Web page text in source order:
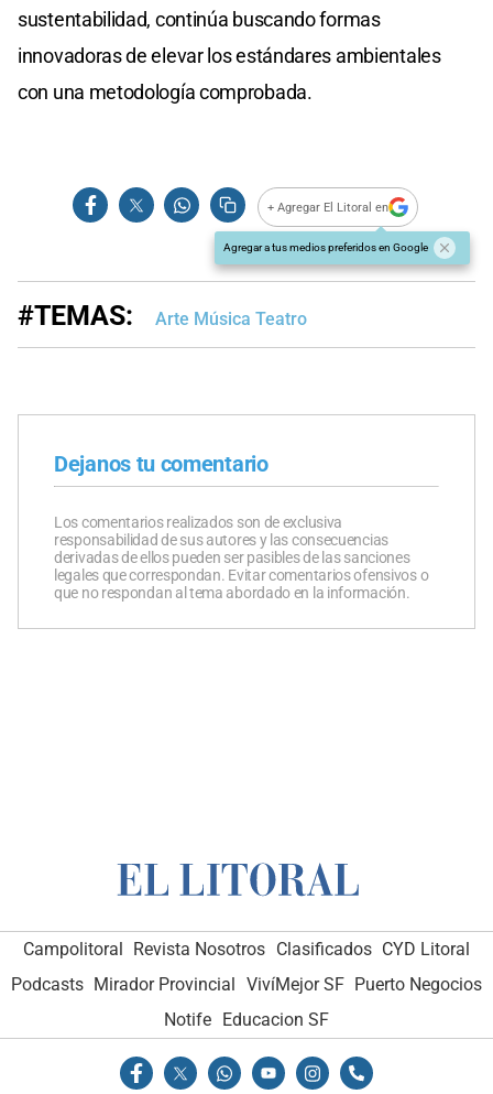
sustentabilidad, continúa buscando formas
innovadoras de elevar los estándares ambientales
con una metodología comprobada.
+ Agregar El Litoral en
Agregar a tus medios preferidos en Google
#TEMAS: Arte Música Teatro
Dejanos tu comentario
Los comentarios realizados son de exclusiva
responsabilidad de sus autores y las consecuencias
derivadas de ellos pueden ser pasibles de las sanciones
legales que correspondan. Evitar comentarios ofensivos o
que no respondan al tema abordado en la información.
Campolitoral Revista Nosotros Clasificados CYD Litoral
Podcasts Mirador Provincial VivíMejor SF Puerto Negocios
Notife Educacion SF